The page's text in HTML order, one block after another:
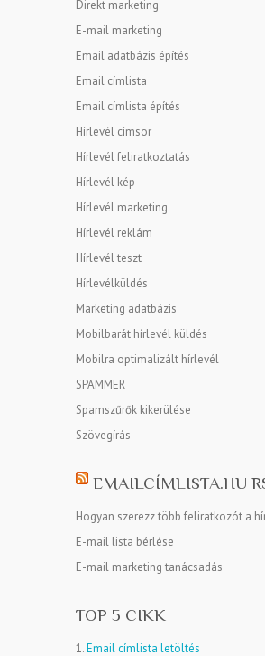
Direkt marketing
E-mail marketing
Email adatbázis építés
Email címlista
Email címlista építés
Hírlevél címsor
Hírlevél feliratkoztatás
Hírlevél kép
Hírlevél marketing
Hírlevél reklám
Hírlevél teszt
Hírlevélküldés
Marketing adatbázis
Mobilbarát hírlevél küldés
Mobilra optimalizált hírlevél
SPAMMER
Spamszűrők kikerülése
Szövegírás
EMAILCÍMLISTA.HU
Hogyan szerezz több feliratkozót a
E-mail lista bérlése
E-mail marketing tanácsadás
TOP 5 CIKK
1.Email címlista letöltés